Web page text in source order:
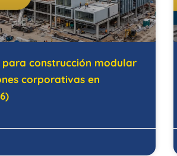
para construcción modular
corporativas en